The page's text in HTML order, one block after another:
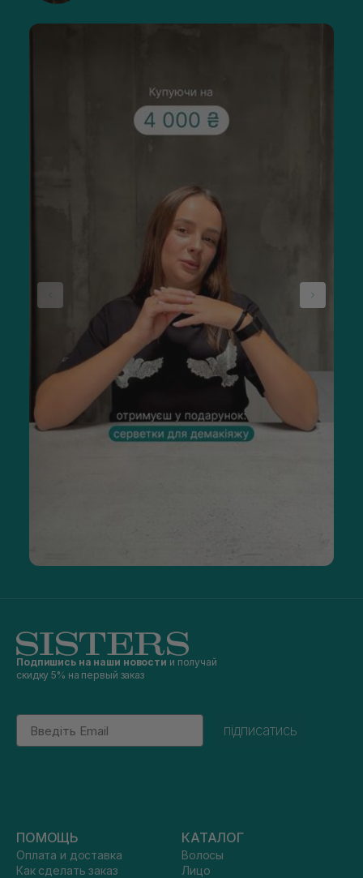
Подпишись на наши новости и получай
скидку 5% на первый заказ
Email
підписатись
ПОМОЩЬ
Оплата и доставка
Как сделать заказ
КАТАЛОГ
Волосы
Лицо